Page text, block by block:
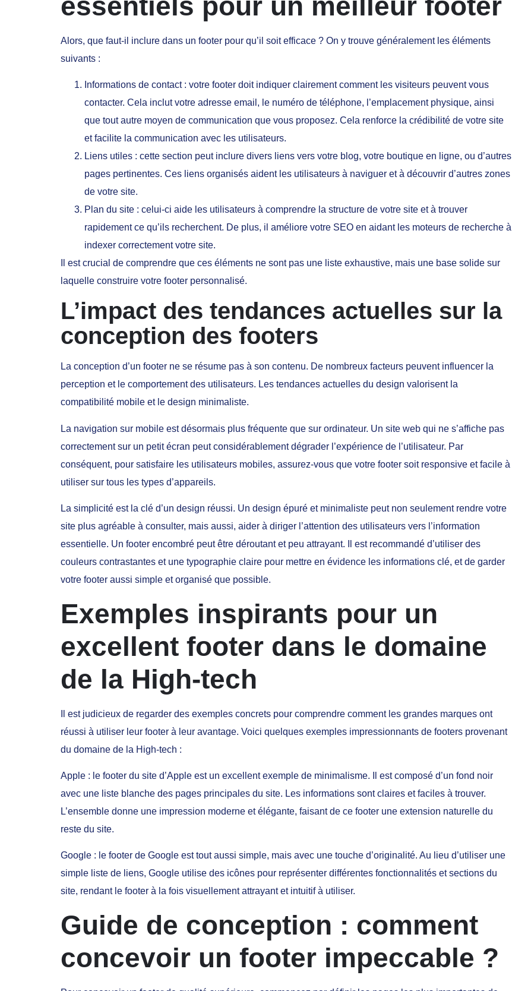
Alors, que faut-il inclure dans un footer pour qu’il soit efficace ? On y trouve généralement les éléments
suivants :
Informations de contact : votre footer doit indiquer clairement comment les visiteurs peuvent vous
contacter. Cela inclut votre adresse email, le numéro de téléphone, l’emplacement physique, ainsi
que tout autre moyen de communication que vous proposez. Cela renforce la crédibilité de votre site
et facilite la communication avec les utilisateurs.
Liens utiles : cette section peut inclure divers liens vers votre blog, votre boutique en ligne, ou d’autres
pages pertinentes. Ces liens organisés aident les utilisateurs à naviguer et à découvrir d’autres zones
de votre site.
Plan du site : celui-ci aide les utilisateurs à comprendre la structure de votre site et à trouver
rapidement ce qu’ils recherchent. De plus, il améliore votre SEO en aidant les moteurs de recherche à
indexer correctement votre site.
Il est crucial de comprendre que ces éléments ne sont pas une liste exhaustive, mais une base solide sur
laquelle construire votre footer personnalisé.
L’impact des tendances actuelles sur la
conception des footers
La conception d’un footer ne se résume pas à son contenu. De nombreux facteurs peuvent influencer la
perception et le comportement des utilisateurs. Les tendances actuelles du design valorisent la
compatibilité mobile et le design minimaliste.
La navigation sur mobile est désormais plus fréquente que sur ordinateur. Un site web qui ne s’affiche pas
correctement sur un petit écran peut considérablement dégrader l’expérience de l’utilisateur. Par
conséquent, pour satisfaire les utilisateurs mobiles, assurez-vous que votre footer soit responsive et facile à
utiliser sur tous les types d’appareils.
La simplicité est la clé d’un design réussi. Un design épuré et minimaliste peut non seulement rendre votre
site plus agréable à consulter, mais aussi, aider à diriger l’attention des utilisateurs vers l’information
essentielle. Un footer encombré peut être déroutant et peu attrayant. Il est recommandé d’utiliser des
couleurs contrastantes et une typographie claire pour mettre en évidence les informations clé, et de garder
votre footer aussi simple et organisé que possible.
Exemples inspirants pour un
excellent footer dans le domaine
de la High-tech
Il est judicieux de regarder des exemples concrets pour comprendre comment les grandes marques ont
réussi à utiliser leur footer à leur avantage. Voici quelques exemples impressionnants de footers provenant
du domaine de la High-tech :
Apple : le footer du site d’Apple est un excellent exemple de minimalisme. Il est composé d’un fond noir
avec une liste blanche des pages principales du site. Les informations sont claires et faciles à trouver.
L’ensemble donne une impression moderne et élégante, faisant de ce footer une extension naturelle du
reste du site.
Google : le footer de Google est tout aussi simple, mais avec une touche d’originalité. Au lieu d’utiliser une
simple liste de liens, Google utilise des icônes pour représenter différentes fonctionnalités et sections du
site, rendant le footer à la fois visuellement attrayant et intuitif à utiliser.
Guide de conception : comment
concevoir un footer impeccable ?